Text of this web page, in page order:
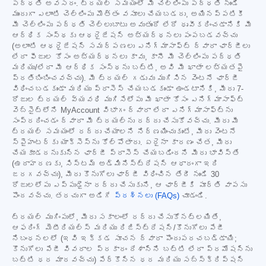
పద్ధతి అవసరం. ట్రయల్ సమయంలో మీ చెల్లింపు పద్ధతి నుండి
ముందుగా ఎలాంటి చెల్లింపు మొత్తం వసూలు చేయబడదు, అయినప్పటికీ
మీ చెల్లింపు పద్ధతి చెల్లుబాటు అవుతుందో లేదో ధృవీకరించడానికి మీ
ఆర్థిక సంస్థకు ఆథరైజేషన్ అభ్యర్థనలు పంపబడవచ్చు
(అలాంటి ఆథరైజేషన్ సమర్పణలు ఎనిగ్మాసాఫ్ట్ ద్వారా ఛార్జీలు
లేదా ఫీజుల కోసం అభ్యర్థనలు కావు, కానీ మీ చెల్లింపు పద్ధతి
మరియు/లేదా మీ ఆర్థిక సంస్థను బట్టి, అవి మీ ఖాతా లభ్యతపై
ప్రతిబింబించవచ్చు). మీ ట్రయల్ గడువు ముగిసిన వెంటనే ఛార్జీ
విధించబడకుండా మరియు ప్రాసెస్ చేయబడకుండా ఉండటానికి, మీరు 7-
రోజుల ట్రయల్ వ్యవధి ముగిసేలోపు మీ ఖాతా కోసం ఎనిగ్మాసాఫ్ట్
వెబ్‌సైట్‌లోని MyAccount విభాగం ద్వారా లేదా ఎనిగ్మాసాఫ్ట్‌ను
సంప్రదించడం ద్వారా మీ ట్రయల్‌ను రద్దు చేసుకోవచ్చు. మీరు మీ
ట్రయల్ సమయంలో రద్దు చేయాలని నిర్ణయించుకుంటే, మీరు వెంటనే
స్పైహంటర్‌కు యాక్సెస్‌ను కోల్పోతారు. ఏదైనా కారణం చేత, మీరు
చేయకూడదనుకున్న ఛార్జీ ప్రాసెస్ చేయబడిందని మీరు భావిస్తే
(ఉదాహరణకు, సిస్టమ్ అడ్మినిస్ట్రేషన్ ఆధారంగా ఇది
జరగవచ్చు), మీరు కొనుగోలు ఛార్జీ విధించిన తేదీ నుండి 30
రోజులలోపు ఎప్పుడైనా రద్దు చేసుకుని, ఆ ఛార్జీకి పూర్తి వాపసు
పొందవచ్చు. తరచుగా అడిగే
ప్రశ్నలు (FAQs) చూడండి.
ట్రయల్ ముగింపులో, మీరు సకాలంలో రద్దు చేసుకోనట్లయితే,
ఆఫరింగ్ మెటీరియల్స్ మరియు రిజిస్ట్రేషన్/కొనుగోలు పేజీ
నిబంధనలలో (ఇవి ఇక్కడ సూచన ద్వారా పొందుపరచబడ్డాయి;
కొనుగోలు పేజీ వివరాల ప్రకారం దేశాన్ని బట్టి లేదా ప్రమోషన్‌ను
బట్టి ధర మారవచ్చు) పేర్కొన్న ధర మరియు సబ్‌స్క్రిప్షన్